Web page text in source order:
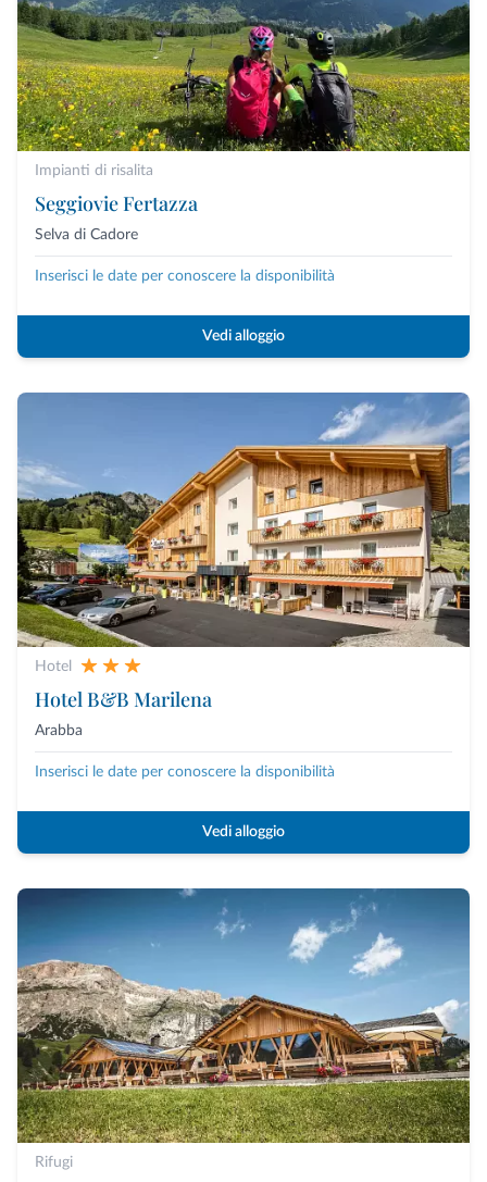
Impianti di risalita
Seggiovie Fertazza
Selva di Cadore
Inserisci le date per conoscere la disponibilità
Vedi alloggio
Hotel
Hotel B&B Marilena
Arabba
Inserisci le date per conoscere la disponibilità
Vedi alloggio
Rifugi